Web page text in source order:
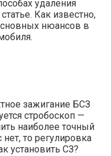
удаления
Как известно,
нюансов в
зажигание БСЗ
стробоскоп —
наиболее точный
нет, то регулировка
установить СЗ?